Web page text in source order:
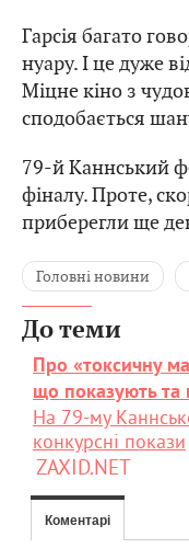
Гарсія багато
нуару. І це дуже
Міцне кіно з
сподобається
79-й Каннський
фіналу. Проте,
приберегли ще
Головні новини
До теми
Про «токсичну
що показують та
На 79-му
конкурсні покази
ZAXID.NET